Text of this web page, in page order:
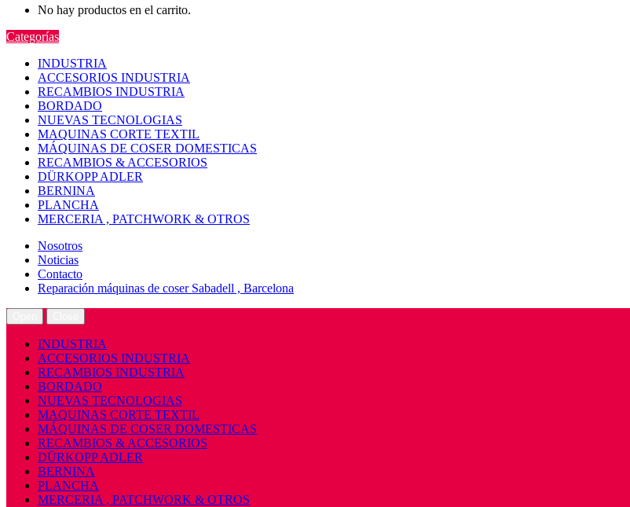
No hay productos en el carrito.
Categorías
INDUSTRIA
ACCESORIOS INDUSTRIA
RECAMBIOS INDUSTRIA
BORDADO
NUEVAS TECNOLOGIAS
MAQUINAS CORTE TEXTIL
MÁQUINAS DE COSER DOMESTICAS
RECAMBIOS & ACCESORIOS
DÜRKOPP ADLER
BERNINA
PLANCHA
MERCERIA , PATCHWORK & OTROS
Nosotros
Noticias
Contacto
Reparación máquinas de coser Sabadell , Barcelona
INDUSTRIA
ACCESORIOS INDUSTRIA
RECAMBIOS INDUSTRIA
BORDADO
NUEVAS TECNOLOGIAS
MAQUINAS CORTE TEXTIL
MÁQUINAS DE COSER DOMESTICAS
RECAMBIOS & ACCESORIOS
DÜRKOPP ADLER
BERNINA
PLANCHA
MERCERIA , PATCHWORK & OTROS